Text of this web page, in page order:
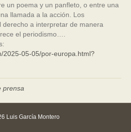
un poema y un panfleto, o entre una
llamada a la acción. Los
derecho a interpretar de manera
el periodismo….
2025-05-05/por-europa.html?
prensa
Luis García Montero